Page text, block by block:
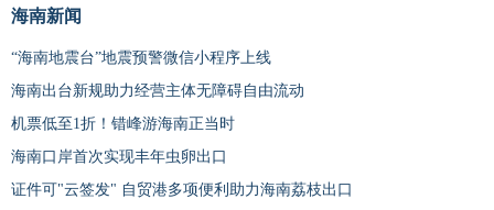
海南新闻
“海南地震台”地震预警微信小程序上线
海南出台新规助力经营主体无障碍自由流动
机票低至1折！错峰游海南正当时
海南口岸首次实现丰年虫卵出口
证件可"云签发" 自贸港多项便利助力海南荔枝出口